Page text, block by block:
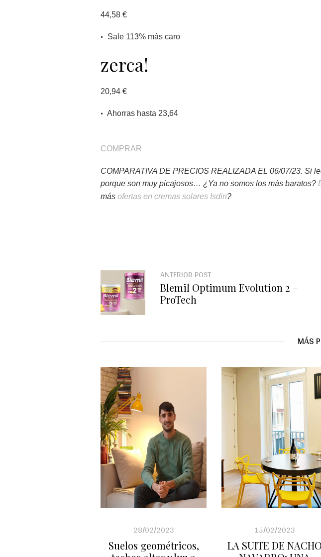
44,58 €
Sale 113% más caro
zerca!
20,94 €
Ahorras hasta 23,64
COMPRAR
COMPARATIVA DE PRECIOS REALIZADA EL 06/07/23. Si
porque son muy picajosos… ¿Ya no somos los más baratos?
más ofertas en cremas solares Isdin?
ANTERIOR POST
Blemil Optimum Evolution 2 –
ProTech
MÁS
28/02/2023
Suelos geométricos,
15/02/2023
LA SUITE DE NACHO